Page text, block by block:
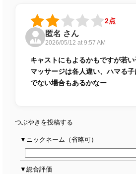
2点
匿名 さん
2026/05/12 at 9:57 AM
キャストにもよるかもですが若
マッサージは各人違い、ハマる
でない場合もあるかなー
つぶやきを投稿する
ニックネーム（省略可）
総合評価